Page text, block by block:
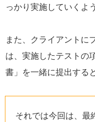
っかり実施していくよ
また、クライアントに
は、 実施したテストの
書」を一緒に提出する
それでは今回は、最